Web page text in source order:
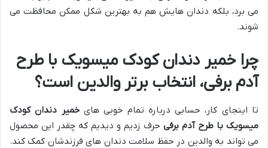
می برد، بلکه دندان هایش هم به بهترین شکل ممکن محافظت می
شوند.
چرا خمیر دندان کودک میسویک با طرح
آدم برفی، انتخاب برتر والدین است؟
تا اینجای کار، حسابی درباره تمام خوبی هایخمیر دندان کودک
میسویک با طرح آدم برفی حرف زدیم و دیدیم که چقدر این محصول
می تواند به والدین در حفظ سلامت دندان های فرزندشان کمک کند.